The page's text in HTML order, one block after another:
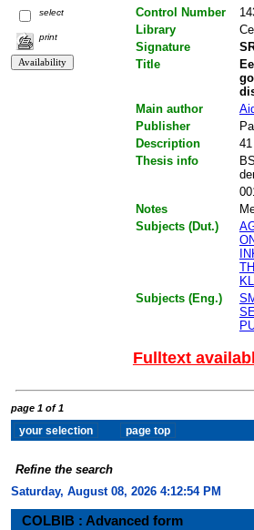
select
print
Control Number
Library
Signature
Title
Main author
Publisher
Description
Thesis info
Notes
Subjects (Dut.)
Subjects (Eng.)
Fulltext
page 1 of 1
Refine the search
Saturday, August 08, 2026 4:12:54 PM
COLBIB : Advanced form